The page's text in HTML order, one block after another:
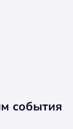
события